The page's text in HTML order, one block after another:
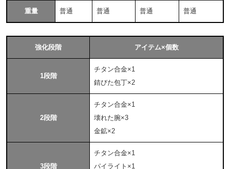
重量 普通 普通 普通 普通
強化段階 アイテム×個数
1段階
チタン合金×1
錆びた包丁×2
2段階
チタン合金×1
壊れた腕×3
金鉱×2
3段階
チタン合金×1
パイライト×1